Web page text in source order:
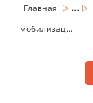
Главная ...
мобилизац...